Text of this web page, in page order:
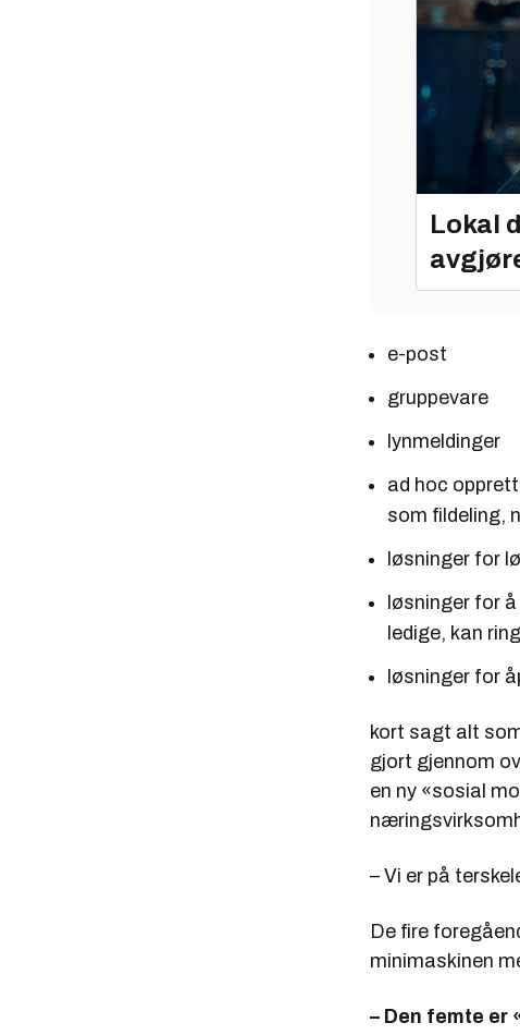
Lokal
e-post
gruppevare
lynmeldinger
ad hoc
som fildeling,
løsninger for
løsninger for
ledige, kan
løsninger for
kort sagt alt
gjort gjennom
en ny «sosial
– Vi er på
De fire
minimaskinen
– Den femte er